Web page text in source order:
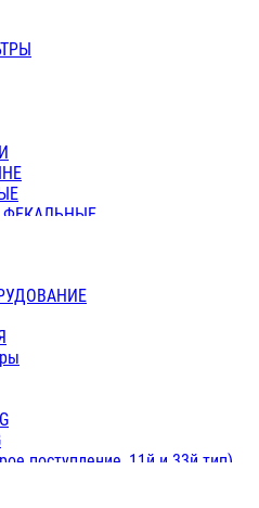
/ СОЕДИНИТЕЛЬНЫЕ
РЕЗЬБОЙ
ДВУХСЛ.
поступление, 11й и 33й тип)